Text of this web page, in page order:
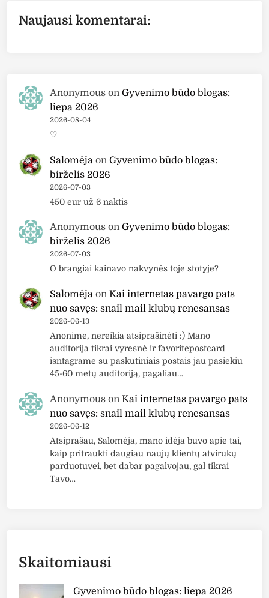
Naujausi komentarai:
Anonymous onGyvenimo būdo blogas:
liepa 2026
2026-08-04
♡
Salomėja onGyvenimo būdo blogas:
birželis 2026
2026-07-03
450 eur už 6 naktis
Anonymous onGyvenimo būdo blogas:
birželis 2026
2026-07-03
O brangiai kainavo nakvynės toje stotyje?
Salomėja onKai internetas pavargo pats
nuo savęs: snail mail klubų renesansas
2026-06-13
Anonime, nereikia atsiprašinėti :) Mano
auditorija tikrai vyresnė ir favoritepostcard
isntagrame su paskutiniais postais jau pasiekiu
45-60 metų auditoriją, pagaliau…
Anonymous onKai internetas pavargo pats
nuo savęs: snail mail klubų renesansas
2026-06-12
Atsiprašau, Salomėja, mano idėja buvo apie tai,
kaip pritraukti daugiau naujų klientų atvirukų
parduotuvei, bet dabar pagalvojau, gal tikrai
Tavo…
Skaitomiausi
Gyvenimo būdo blogas: liepa 2026